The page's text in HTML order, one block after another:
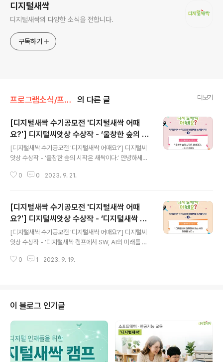
디지털새싹
디지털새싹의 다양한 소식을 전합니다.
구독하기
프로그램소식/프로그램 소개 의 다른 글 더보기
[디지털새싹 수기공모전 '디지털새싹 어때
요?'] 디지털씨앗상 수상작 - ‘울창한 숲의 시
작은 새싹이다.’
[디지털새싹 수기공모전 '디지털새싹 어때요?'] 디지털씨
앗상 수상작 - ‘울창한 숲의 시작은 새싹이다.’ 안녕하세요.
소감을 주제로 한 디지털새싹 수기공모전 ‘디지털새싹 어
만나 볼까요? ​ ▼ 원문 보기 ▼ ​ ​ ​ 울창한 숲의 시작은 새싹
이다.​ 허원정 ​ ​ ​ 수업을 방금 마치고 교실에 돌아온 나는 거
울을 보다가 내가 행복한 표정을 짓고 있는 걸 발견했다. 행
복한 기분이 드는 이유는 무엇일지 고민하며 수기를 작성
하기 시작했다. ​ 행복의 이유는 ‘가능성의 발견’으로 정리할
수 있겠다. 수업 중에 반짝거리는 창의력과 이를 코딩으..
0 0 2023. 9. 21.
[디지털새싹 수기공모전 '디지털새싹 어때
요?'] 디지털씨앗상 수상작 - ‘디지털새싹 캠
프에서 SW, AI의 미래를 보다’
[디지털새싹 수기공모전 '디지털새싹 어때요?'] 디지털씨
앗상 수상작 - ‘디지털새싹 캠프에서 SW, AI의 미래를 보
새싹 캠프 참여 소감을 주제로 한 디지털새싹 수기공모전
​ 디지털새싹 캠프에서 SW, AI의 미래를 보다 ​강원도 원주
시 지정초등학교 교사 김모아 ​ ​ 요즈음 챗 GPT가 뜨거운
사회적 이슈로 떠오르고 있다. 혹자는 매우 혁신적인 기회
라고 생각하며 극찬을 하지만 반대로 미래의 지적생산성에
대해 굉장히 부정적인 시선으로 바라보는 사람들도 있었
다. ..
0 1 2023. 9. 19.
이 블로그 인기글